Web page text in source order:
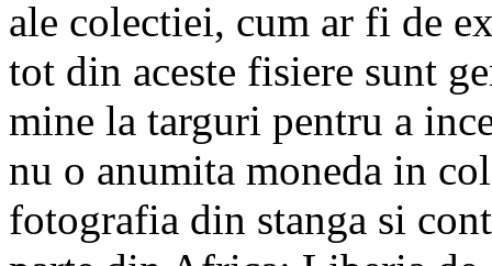
ale colectiei, cum ar fi de
tot din aceste fisiere sunt
mine la targuri pentru a
nu o anumita moneda in
fotografia din stanga si